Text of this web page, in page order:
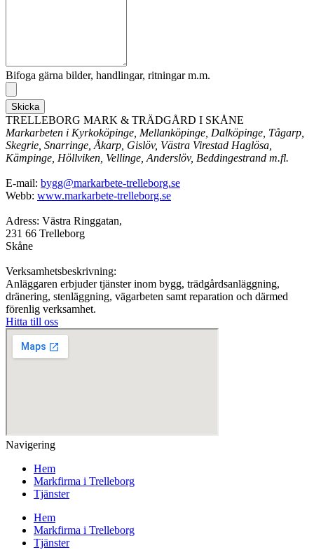
Bifoga gärna bilder, handlingar, ritningar m.m.
Skicka
TRELLEBORG MARK & TRÄDGÅRD I SKÅNE
Markarbeten i Kyrkoköpinge, Mellanköpinge, Dalköpinge, Tågarp,
Skegrie, Snarringe, Åkarp, Gislöv, Västra Virestad Haglösa,
Kämpinge, Höllviken, Vellinge, Anderslöv, Beddingestrand m.fl.
E-mail: bygg@markarbete-trelleborg.se
Webb: www.markarbete-trelleborg.se
Adress: Västra Ringgatan,
231 66 Trelleborg
Skåne
Verksamhetsbeskrivning:
Anläggaren erbjuder tjänster inom bygg, trädgårdsanläggning,
dränering, stenläggning, vägarbeten samt reparation och därmed
förenlig verksamhet.
Hitta till oss
Navigering
Hem
Markfirma i Trelleborg
Tjänster
Hem
Markfirma i Trelleborg
Tjänster